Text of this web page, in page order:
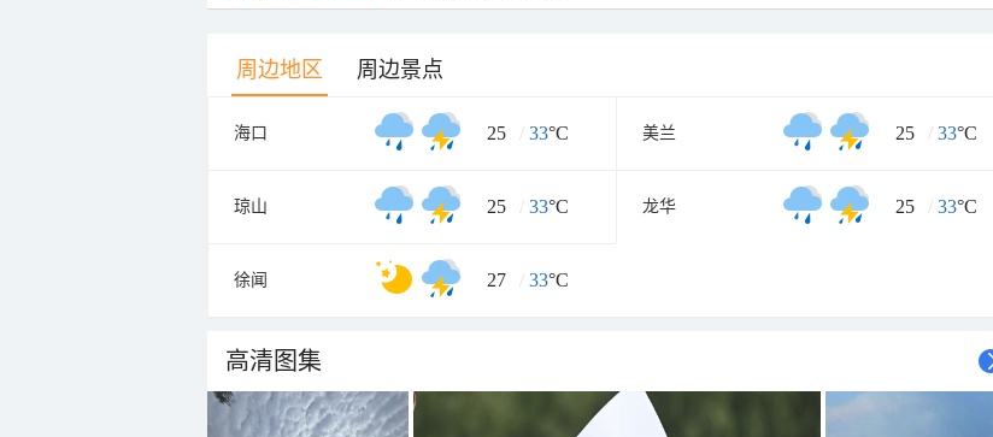
周边地区 周边景点
海口 25 / 33°C 美兰 25 / 33°C
琼山 25 / 33°C 龙华 25 / 33°C
徐闻 27 / 33°C
高清图集